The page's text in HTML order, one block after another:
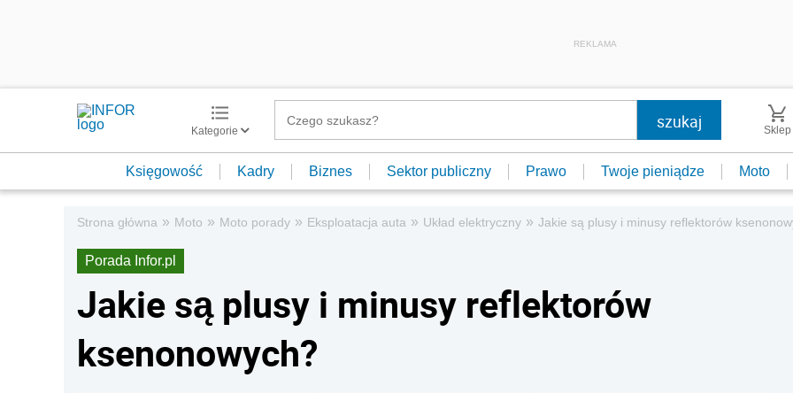
REKLAMA
Kategorie Sklep
Księgowość Kadry Biznes Sektor publiczny Prawo Twoje pieniądze Moto
Strona główna » Moto » Moto porady » Eksploatacja auta » Układ elektryczny » Jakie są plusy i minusy reflektorów
Porada Infor.pl
Jakie są plusy i minusy reflektorów
ksenonowych?